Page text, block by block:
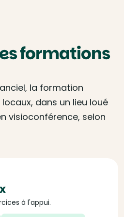
formations
la formation
dans un lieu loué
visioconférence, selon
à l'appui.